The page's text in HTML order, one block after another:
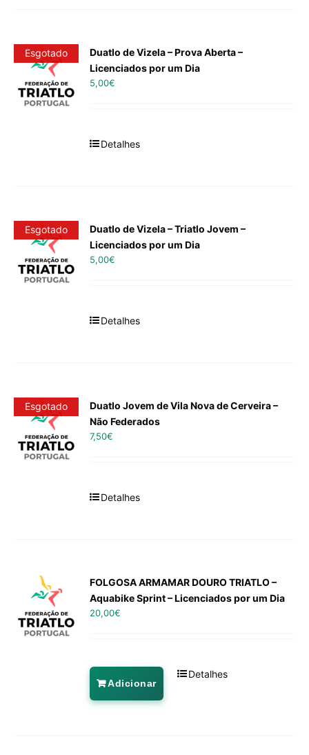
Esgotado
Duatlo de Vizela – Prova Aberta –
Licenciados por um Dia
5,00€
Detalhes
Esgotado
Duatlo de Vizela – Triatlo Jovem –
Licenciados por um Dia
5,00€
Detalhes
Esgotado
Duatlo Jovem de Vila Nova de Cerveira –
Não Federados
7,50€
Detalhes
FOLGOSA ARMAMAR DOURO TRIATLO –
Aquabike Sprint – Licenciados por um Dia
20,00€
Adicionar
Detalhes